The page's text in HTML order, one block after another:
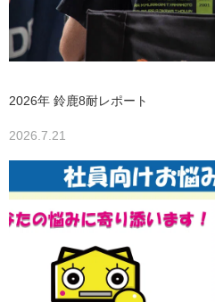
2026年 鈴鹿8耐レポート
2026.7.21